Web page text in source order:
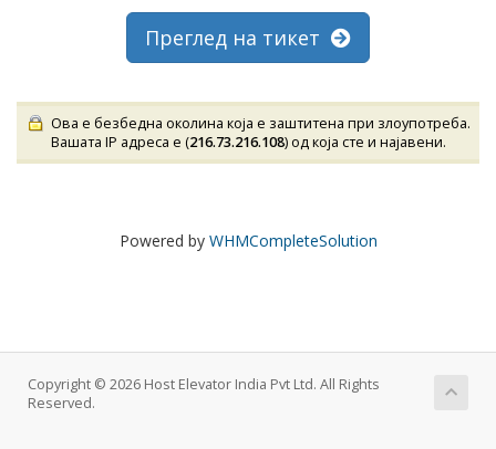
Преглед на тикет
Ова е безбедна околина која е заштитена при злоупотреба.
Вашата IP адреса е (216.73.216.108) од која сте и најавени.
Powered by WHMCompleteSolution
Copyright © 2026 Host Elevator India Pvt Ltd. All Rights
Reserved.